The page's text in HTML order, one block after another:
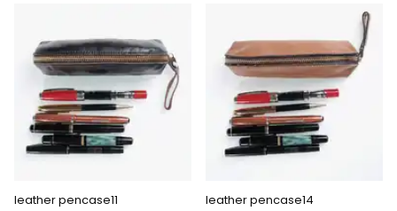
leather pencase11 leather pencase14